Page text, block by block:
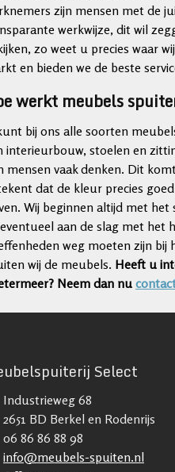
zijn mensen met de
werkwijze, dit wil
zo weet u precies waar
en bieden we de beste
werkt meubels
bij ons alle soorten
interieurbouw, stoelen en
mensen vaak denken. Dit
dat de kleur precies
Wij beginnen altijd met
aan de slag met het
weg moeten zijn bij
wij de meubels. Heeft u
Neem dan nu
Select
Industrieweg 68
2651 BD Berkel en Rodenrijs
06 86 86 88 98
info@meubels-spuiten.nl